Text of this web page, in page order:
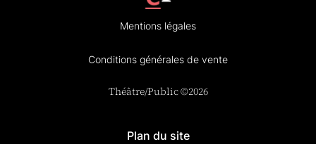
Mentions légales
Conditions générales de vente
Théâtre/Public ©2026
Plan du site